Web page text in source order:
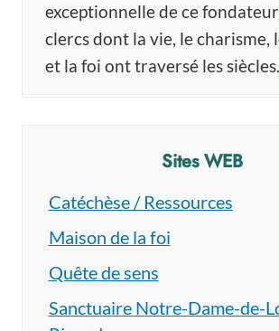
exceptionnelle de ce
clercs dont la vie, le charisme,
et la foi ont traversé les siècles.
Sites WEB
Catéchèse / Ressources
Maison de la foi
Quête de sens
Sanctuaire Notre-Dame-de-